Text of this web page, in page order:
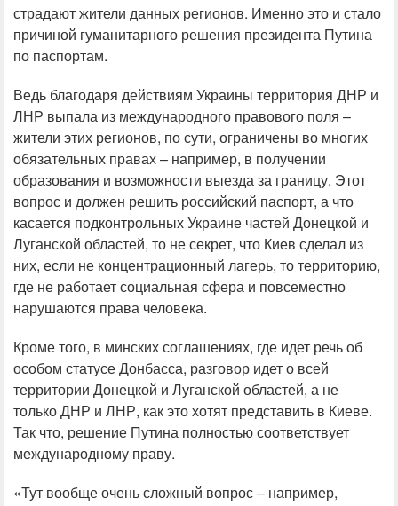
страдают жители данных регионов. Именно это и стало
причиной гуманитарного решения президента Путина
по паспортам.
Ведь благодаря действиям Украины территория ДНР и
ЛНР выпала из международного правового поля –
жители этих регионов, по сути, ограничены во многих
обязательных правах – например, в получении
образования и возможности выезда за границу. Этот
вопрос и должен решить российский паспорт, а что
касается подконтрольных Украине частей Донецкой и
Луганской областей, то не секрет, что Киев сделал из
них, если не концентрационный лагерь, то территорию,
где не работает социальная сфера и повсеместно
нарушаются права человека.
Кроме того, в минских соглашениях, где идет речь об
особом статусе Донбасса, разговор идет о всей
территории Донецкой и Луганской областей, а не
только ДНР и ЛНР, как это хотят представить в Киеве.
Так что, решение Путина полностью соответствует
международному праву.
«Тут вообще очень сложный вопрос – например,